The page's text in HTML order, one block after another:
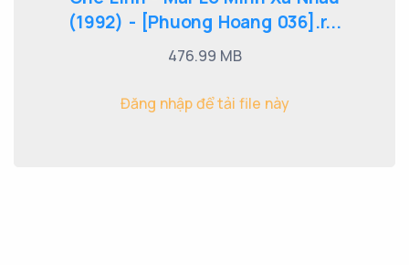
(1992) - [Phuong Hoang 036].r...
476.99 MB
Đăng nhập để tải file này